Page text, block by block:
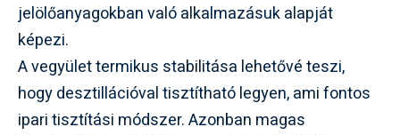
jelölőanyagokban való alkalmazásuk alapját
képezi.
A vegyület termikus stabilitása lehetővé teszi,
hogy desztillációval tisztítható legyen, ami fontos
ipari tisztítási módszer. Azonban magas